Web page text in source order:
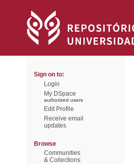
Sign on to:
Login
My DSpace
authorized users
Edit Profile
Receive email
updates
Browse
Communities
& Collections